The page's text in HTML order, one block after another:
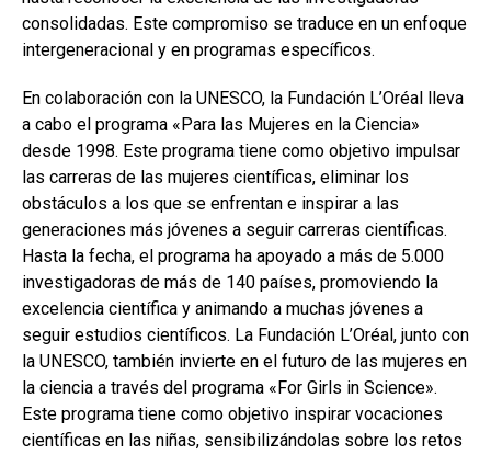
consolidadas. Este compromiso se traduce en un enfoque
intergeneracional y en programas específicos.
En colaboración con la UNESCO, la Fundación L’Oréal lleva
a cabo el programa «Para las Mujeres en la Ciencia»
desde 1998. Este programa tiene como objetivo impulsar
las carreras de las mujeres científicas, eliminar los
obstáculos a los que se enfrentan e inspirar a las
generaciones más jóvenes a seguir carreras científicas.
Hasta la fecha, el programa ha apoyado a más de 5.000
investigadoras de más de 140 países, promoviendo la
excelencia científica y animando a muchas jóvenes a
seguir estudios científicos. La Fundación L’Oréal, junto con
la UNESCO, también invierte en el futuro de las mujeres en
la ciencia a través del programa «For Girls in Science».
Este programa tiene como objetivo inspirar vocaciones
científicas en las niñas, sensibilizándolas sobre los retos